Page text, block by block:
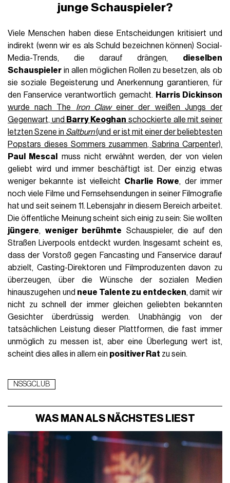
junge Schauspieler?
Viele Menschen haben diese Entscheidungen kritisiert und
indirekt (wenn wir es als Schuld bezeichnen können) Social-
Media-Trends, die darauf drängen, dieselben
Schauspieler in allen möglichen Rollen zu besetzen, als ob
sie soziale Begeisterung und Anerkennung garantieren, für
den Fanservice verantwortlich gemacht. Harris Dickinson
wurde nach The Iron Claweiner der weißen Jungs der
Gegenwart, und Barry Keoghan schockierte alle mit seiner
letzten Szene in Saltburn(und er ist mit einer der beliebtesten
Popstars dieses Sommers zusammen, Sabrina Carpenter).
Paul Mescal
muss nicht erwähnt werden, der von vielen
geliebt wird und immer beschäftigt ist. Der einzig etwas
weniger bekannte ist vielleicht Charlie Rowe, der immer
noch viele Filme und Fernsehsendungen in seiner Filmografie
hat und seit seinem 11. Lebensjahr in diesem Bereich arbeitet.
Die öffentliche Meinung scheint sich einig zu sein: Sie wollten
jüngere, weniger berühmte Schauspieler, die auf den
Straßen Liverpools entdeckt wurden. Insgesamt scheint es,
dass der Vorstoß gegen Fancasting und Fanservice darauf
abzielt, Casting-Direktoren und Filmproduzenten davon zu
überzeugen, über die Wünsche der sozialen Medien
hinauszugehen und neue Talente zu entdecken, damit wir
nicht zu schnell der immer gleichen geliebten bekannten
Gesichter überdrüssig werden. Unabhängig von der
tatsächlichen Leistung dieser Plattformen, die fast immer
unmöglich zu messen ist, aber eine Überlegung wert ist,
scheint dies alles in allem ein positiver Rat zu sein.
NSSGCLUB
WAS MAN ALS NÄCHSTES LIEST